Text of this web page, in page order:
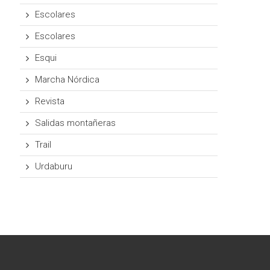
Escolares
Escolares
Esqui
Marcha Nórdica
Revista
Salidas montañeras
Trail
Urdaburu